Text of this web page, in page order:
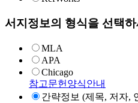
서지정보의 형식을 선택
MLA
APA
Chicago
참고문헌양식안내
간략정보 (제목, 저자,